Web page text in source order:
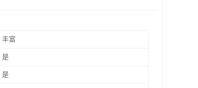
丰富
是
是